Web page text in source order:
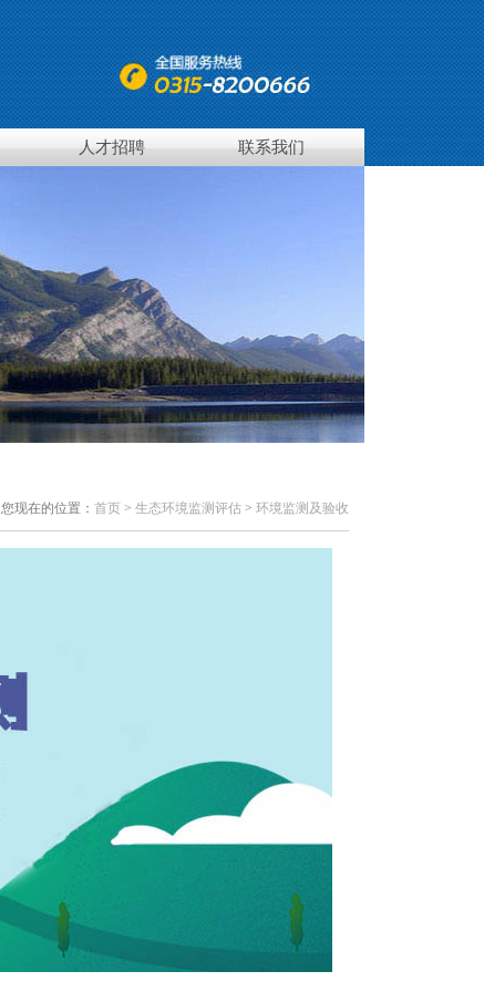
人才招聘 联系我们
您现在的位置： 首页 > 生态环境监测评估 > 环境监测及验收